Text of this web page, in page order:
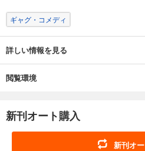
ギャグ・コメディ
詳しい情報を見る
閲覧環境
新刊オート購入
新刊オ